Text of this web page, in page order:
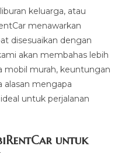
keluarga, atau
menawarkan
disesuaikan dengan
akan membahas lebih
mobil murah, keuntungan
alasan mengapa
untuk perjalanan
untuk